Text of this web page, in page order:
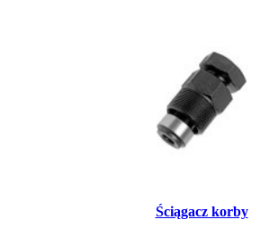
Ściągacz korby